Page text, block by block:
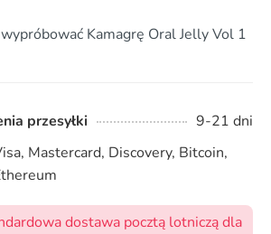
wypróbować Kamagrę Oral Jelly Vol 1
przesyłki
9-21 dni
Mastercard, Discovery, Bitcoin,
dostawa pocztą lotniczą dla